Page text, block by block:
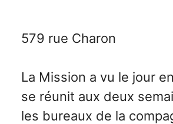
579 rue Charon
La Mission a vu le jour
se réunit aux deux
les bureaux de la